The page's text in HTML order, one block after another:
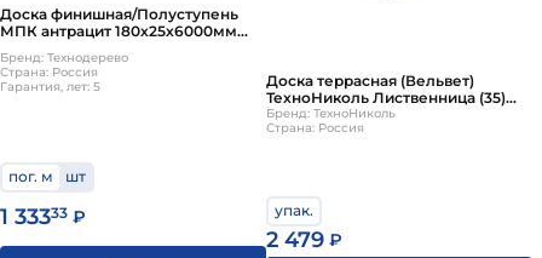
Доска финишная/Полуступень
МПК антрацит 180х25х6000мм
Бренд: Технодерево
Страна: Россия
Гарантия, лет: 5
пог. м шт
1 33333 ₽
Доска террасная (Вельвет)
ТехноНиколь Лиственница (35)
сорт C 4000х142х27мм (3 шт)
Бренд: ТехноНиколь
Страна: Россия
упак.
2 479 ₽